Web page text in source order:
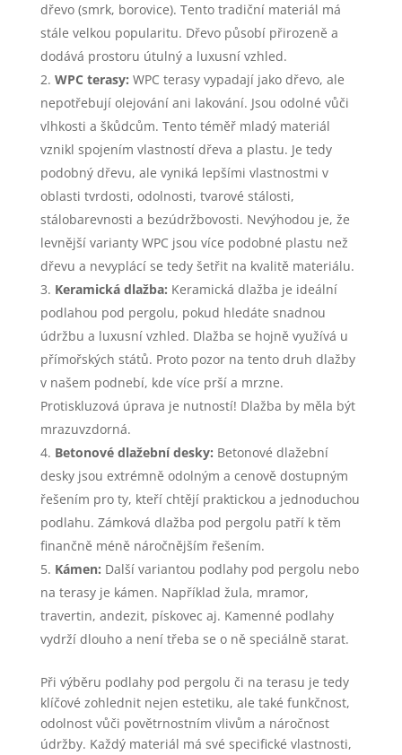
dřevo (smrk, borovice). Tento tradiční materiál má
stále velkou popularitu. Dřevo působí přirozeně a
dodává prostoru útulný a luxusní vzhled.
WPC terasy: WPC terasy vypadají jako dřevo, ale
nepotřebují olejování ani lakování. Jsou odolné vůči
vlhkosti a škůdcům. Tento téměř mladý materiál
vznikl spojením vlastností dřeva a plastu. Je tedy
podobný dřevu, ale vyniká lepšími vlastnostmi v
oblasti tvrdosti, odolnosti, tvarové stálosti,
stálobarevnosti a bezúdržbovosti. Nevýhodou je, že
levnější varianty WPC jsou více podobné plastu než
dřevu a nevyplácí se tedy šetřit na kvalitě materiálu.
Keramická dlažba: Keramická dlažba je ideální
podlahou pod pergolu, pokud hledáte snadnou
údržbu a luxusní vzhled. Dlažba se hojně využívá u
přímořských států. Proto pozor na tento druh dlažby
v našem podnebí, kde více prší a mrzne.
Protiskluzová úprava je nutností! Dlažba by měla být
mrazuvzdorná.
Betonové dlažební desky: Betonové dlažební
desky jsou extrémně odolným a cenově dostupným
řešením pro ty, kteří chtějí praktickou a jednoduchou
podlahu. Zámková dlažba pod pergolu patří k těm
finančně méně náročnějším řešením.
Kámen: Další variantou podlahy pod pergolu nebo
na terasy je kámen. Například žula, mramor,
travertin, andezit, pískovec aj. Kamenné podlahy
vydrží dlouho a není třeba se o ně speciálně starat.
Při výběru podlahy pod pergolu či na terasu je tedy
klíčové zohlednit nejen estetiku, ale také funkčnost,
odolnost vůči povětrnostním vlivům a náročnost
údržby. Každý materiál má své specifické vlastnosti,